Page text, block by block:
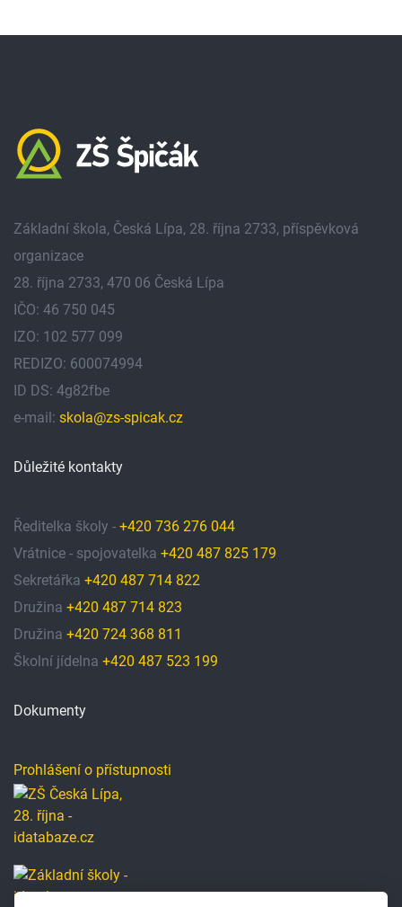
Základní škola, Česká Lípa, 28. října 2733, příspěvková
organizace
28. října 2733, 470 06 Česká Lípa
IČO: 46 750 045
IZO: 102 577 099
REDIZO: 600074994
ID DS: 4g82fbe
e-mail: skola@zs-spicak.cz
Důležité kontakty
Ředitelka školy - +420 736 276 044
Vrátnice - spojovatelka +420 487 825 179
Sekretářka +420 487 714 822
Družina +420 487 714 823
Družina +420 724 368 811
Školní jídelna +420 487 523 199
Dokumenty
Prohlášení o přístupnosti